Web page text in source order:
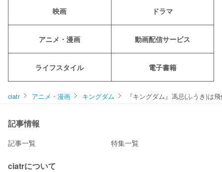
映画 ドラマ
アニメ・漫画 動画配信サービス
ライフスタイル 電子書籍
ciatr アニメ・漫画 キングダム 『キングダム』馮忌(ふうき)は
記事情報
記事一覧 特集一覧
ciatrについて